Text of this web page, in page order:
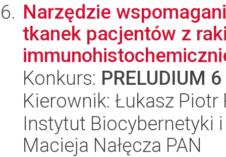
Narzędzie
tkanek pacjentów z
Konkurs: PRELUDIUM 6
Kierownik: Łukasz Piotr
Instytut Biocybernetyki
Macieja Nałęcza PAN